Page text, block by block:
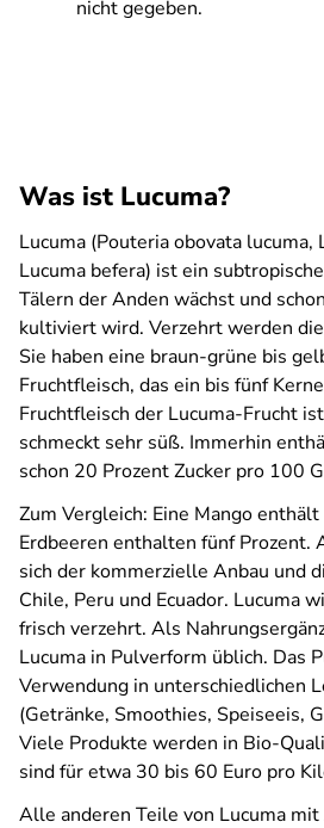
nicht gegeben.
Was ist Lucuma?
Lucuma (Pouteria obovata lucuma,
Lucuma befera) ist ein
Tälern der Anden wächst und
kultiviert wird. Verzehrt werden
Sie haben eine braun-grüne bis
Fruchtfleisch, das ein bis fünf
Fruchtfleisch der Lucuma-Frucht
schmeckt sehr süß. Immerhin
schon 20 Prozent Zucker pro 100
Zum Vergleich: Eine Mango
Erdbeeren enthalten fünf Prozent.
sich der kommerzielle Anbau und
Chile, Peru und Ecuador. Lucuma
frisch verzehrt. Als
Lucuma in Pulverform üblich. Das
Verwendung in unterschiedlichen
(Getränke, Smoothies, Speiseeis,
Viele Produkte werden in Bio-
sind für etwa 30 bis 60 Euro pro
Alle anderen Teile von Lucuma